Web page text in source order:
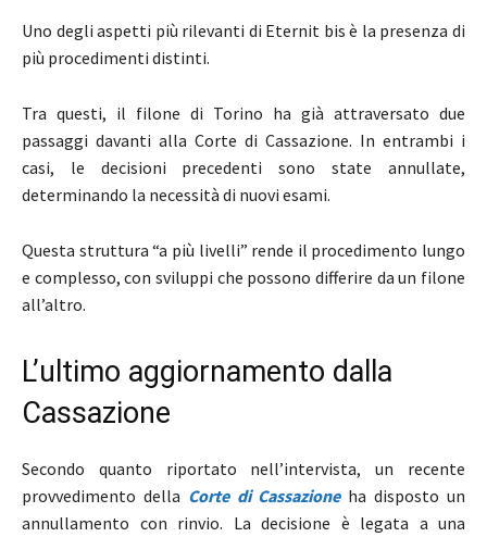
Uno degli aspetti più rilevanti di Eternit bis è la presenza di
più procedimenti distinti.
Tra questi, il filone di Torino ha già attraversato due
passaggi davanti alla Corte di Cassazione. In entrambi i
casi, le decisioni precedenti sono state annullate,
determinando la necessità di nuovi esami.
Questa struttura “a più livelli” rende il procedimento lungo
e complesso, con sviluppi che possono differire da un filone
all’altro.
L’ultimo aggiornamento dalla
Cassazione
Secondo quanto riportato nell’intervista, un recente
provvedimento della Corte di Cassazioneha disposto un
annullamento con rinvio. La decisione è legata a una